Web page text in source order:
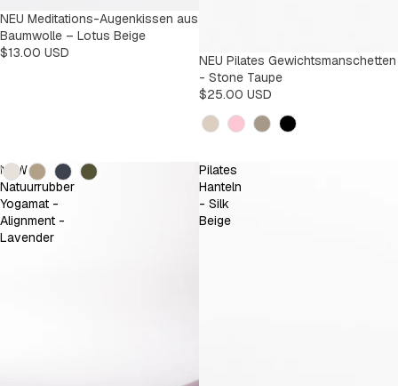
NEU Meditations-Augenkissen aus
Baumwolle – Lotus Beige
$13.00 USD
Kleur
NEU Pilates Gewichtsmanschetten
- Stone Taupe
$25.00 USD
Kleur
NEW
Natuurrubber
Yogamat -
Alignment -
Lavender
Pilates
Hanteln
- Silk
Beige